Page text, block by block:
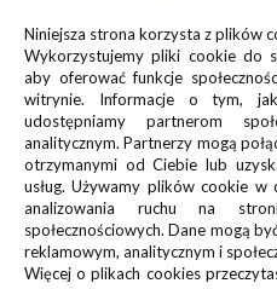
Zapisz się do newslettera,
promocjach i nowościach
Informacje o przetwarzaniu
1 i
Polityki
Niniejsza strona korzysta z plików
Wykorzystujemy pliki cookie do
aby oferować funkcje
witrynie. Informacje o tym,
udostępniamy partnerom
analitycznym. Partnerzy mogą
otrzymanymi od Ciebie lub
usług. Używamy plików cookie w
analizowania ruchu na
społecznościowych. Dane mogą
reklamowym, analitycznym i
Więcej o plikach cookies